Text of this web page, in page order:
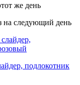
же день
на следующий день
подлокотник